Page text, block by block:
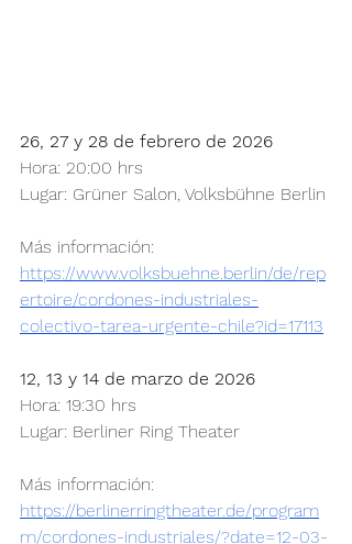
26, 27 y 28 de febrero de 2026
Hora: 20:00 hrs
Lugar: Grüner Salon, Volksbühne Berlin
Más información:
https://www.volksbuehne.berlin/de/rep
ertoire/cordones-industriales-
colectivo-tarea-urgente-chile?id=17113
12, 13 y 14 de marzo de 2026
Hora: 19:30 hrs
Lugar: Berliner Ring Theater
Más información:
https://berlinerringtheater.de/program
m/cordones-industriales/?date=12-03-